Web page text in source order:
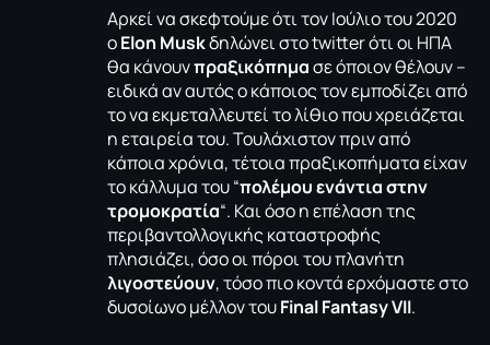
Αρκεί να σκεφτούμε ότι τον Ιούλιο του 2020
οElon Muskδηλώνει στο twitter ότι οι ΗΠΑ
θα κάνουνπραξικόπημασε όποιον θέλουν –
ειδικά αν αυτός ο κάποιος τονεμποδίζει από
το να εκμεταλλευτεί το λίθιοπου χρειάζεται
η εταιρεία του. Τουλάχιστον πριν από
κάποια χρόνια, τέτοια πραξικοπήματα είχαν
το κάλλυμα του “πολέμου ενάντια στην
τρομοκρατία“. Και όσο η επέλαση της
περιβαντολλογικής καταστροφής
πλησιάζει, όσο οι πόροι του πλανήτη
λιγοστεύουν, τόσο πιο κοντά ερχόμαστε στο
δυσοίωνο μέλλον τουFinal Fantasy VII.